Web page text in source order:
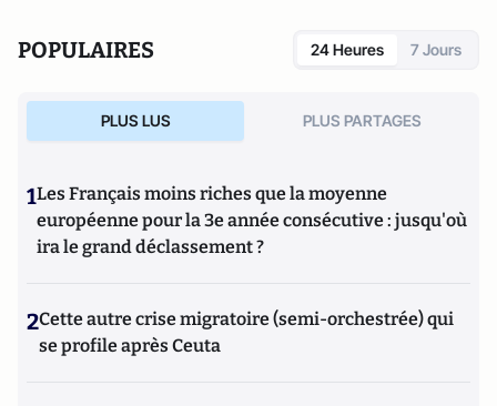
POPULAIRES 24 Heures 7 Jours
PLUS LUS PLUS PARTAGES
1Les Français moins riches que la moyenne
européenne pour la 3e année consécutive : jusqu'où
ira le grand déclassement ?
2Cette autre crise migratoire (semi-orchestrée) qui
se profile après Ceuta